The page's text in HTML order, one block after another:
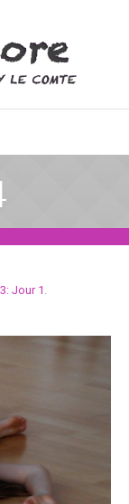
Jour 1 .